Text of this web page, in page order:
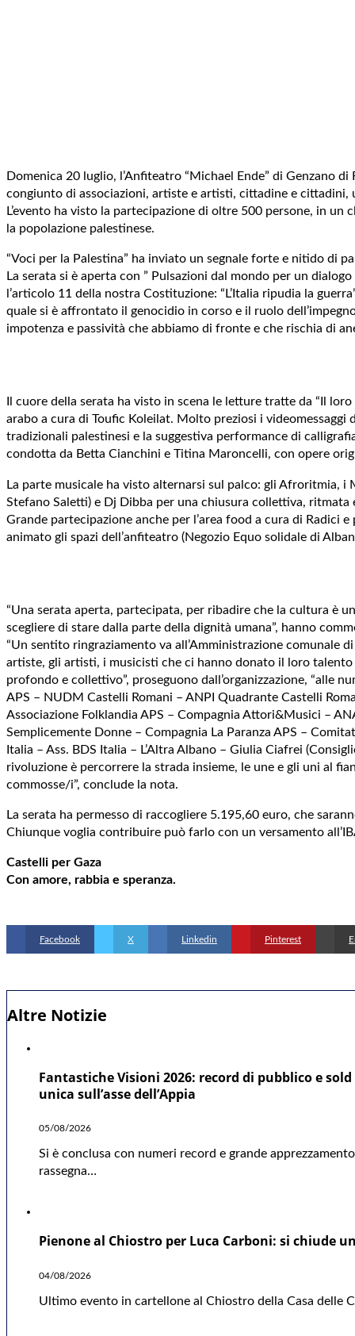
Altre Notizie
Fantastiche Visioni 2026: record di pubblico e
unica sull’asse dell’Appia
05/08/2026
Si è conclusa con numeri record e grande
rassegna…
Pienone al Chiostro per Luca Carboni: si chiude
04/08/2026
Ultimo evento in cartellone al Chiostro della Casa delle
Domenica 20 luglio, l’Anfiteatro “Michael Ende” di Genzano
congiunto di associazioni, artiste e artisti, cittadine e
L’evento ha visto la partecipazione di oltre 500 persone, in
la popolazione palestinese.
“Voci per la Palestina” ha inviato un segnale forte e nitido di
La serata si è aperta con ” Pulsazioni dal mondo per un
l’articolo 11 della nostra Costituzione: “L’Italia ripudia la
quale si è affrontato il genocidio in corso e il ruolo
impotenza e passività che abbiamo di fronte e che rischia di
Il cuore della serata ha visto in scena le letture tratte da “Il
arabo a cura di Toufic Koleilat. Molto preziosi i
tradizionali palestinesi e la suggestiva performance di
condotta da Betta Cianchini e Titina Maroncelli, con opere
La parte musicale ha visto alternarsi sul palco: gli Afroritmia,
Stefano Saletti) e Dj Dibba per una chiusura collettiva, ritmata
Grande partecipazione anche per l’area food a cura di Radici
animato gli spazi dell’anfiteatro (Negozio Equo solidale di
“Una serata aperta, partecipata, per ribadire che la cultura è
scegliere di stare dalla parte della dignità umana”, hanno
“Un sentito ringraziamento va all’Amministrazione comunale
artiste, gli artisti, i musicisti che ci hanno donato il loro
profondo e collettivo”, proseguono dall’organizzazione, “alle
APS – NUDM Castelli Romani – ANPI Quadrante Castelli
Associazione Folklandia APS – Compagnia Attori&Musici –
Semplicemente Donne – Compagnia La Paranza APS –
Italia – Ass. BDS Italia – L’Altra Albano – Giulia Ciafrei
rivoluzione è percorrere la strada insieme, le une e gli uni al
commosse/i”, conclude la nota.
La serata ha permesso di raccogliere 5.195,60 euro, che
Chiunque voglia contribuire può farlo con un versamento
Castelli per Gaza
Con amore, rabbia e speranza.
Facebook X Linkedin Pinterest